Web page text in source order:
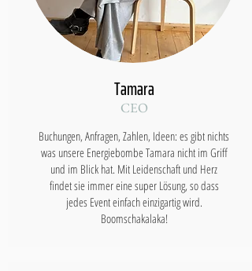
CEO
Tamara
Buchungen, Anfragen, Zahlen, Ideen: es gibt nichts
was unsere Energiebombe Tamara nicht im Griff
und im Blick hat. Mit Leidenschaft und Herz
findet sie immer eine super Lösung, so dass
jedes Event einfach einzigartig wird.
Boomschakalaka!